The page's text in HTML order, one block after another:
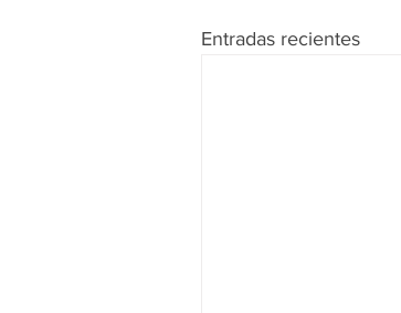
Entradas recientes